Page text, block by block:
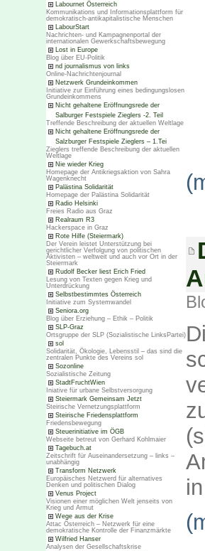
Labournet Österreich
Kommunikations und Informationsplattform für
demokratisch-antikapitalistische Menschen
LabourStart
Nachrichten- und Kampagnenportal der
internationalen Gewerkschaftsbewegung
Lost in Europe
Blog über EU-Politik
nd journalismus von links
Online-Nachrichtenjournal
Netzwerk Grundeinkommen
Initiative zur Einführung eines bedingungslosen
Grundeinkommens
Nicht gehaltene Eröffnungsrede der
Salburger Festspiele Zieglers -2. Teil
Treffende Beschreibung der aktuellen Weltlage
Nicht gehaltene Eröffnungsrede der
Salzburger Festspiele Zieglers – 1.Tei
Zieglers treffende Beschreibung der aktuellen
Weltlage
Nie wieder Krieg
Homepage der Antikriegsaktion von Sahra
Wagenknecht
Palästina Solidarität
Homepage der Palästina Solidarität
Radio Helsinki
Freies Radio aus Graz
Realraum R3
Hackerspace in Graz
Rote Hilfe (Steiermark)
Der Verein leistet Unterstützung bei
gerichtlicher Verfolgung von politischen
Aktivisten – weltweit und auch vor Ort in der
Steiermark
Rudolf Becker liest Erich Fried
Lesung von Texten gegen Krieg und
Unterdrückung
Selbstbestimmtes Österreich
Initiative zum Systemwandel
Seniora.org
Blog über Erziehung – Ethik – Politik
SLP-Graz
Ortsgruppe der SLP (Sozialistische LinksPartei)
sol
Solidarität, Ökologie, Lebensstil – das sind die
zentralen Punkte des Vereins sol
Sozonline
Sozialistische Zeitung
StadtFruchtWien
Iniative für urbane Selbstversorgung
Steiermark Gemeinsam Jetzt
Steirische Vernetzungsplattform
Steirische Friedensplattform
Friedensbewegung
Steuerinitiative im ÖGB
Webseite betreut von Gerhard Kohlmaier
Tagebuch.at
Zeitschrift für Auseinandersetzung – links –
unabhängig
Transform Netzwerk
Europäisches Netzwerd für alternatives
Denken und politischen Dialog
Venus Project
Visionen einer möglichen Welt jenseits von
Krieg und Armut
Wege aus der Krise
Attac Österreich – Netzwerk für eine
demokratische Kontrolle der Finanzmärkte
Wilfried Hanser
Analysen der Gesellschaftskrise